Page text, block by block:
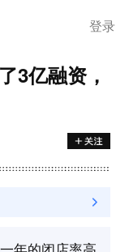
登录
3亿融资，